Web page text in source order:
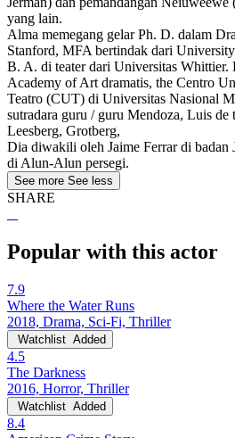
yang lain.
Alma memegang gelar Ph. D. dalam
Stanford, MFA bertindak dari
B. A. di teater dari Universitas
Academy of Art dramatis, the Centro
Teatro (CUT) di Universitas Nasional
sutradara guru / guru Mendoza, Luis de
Leesberg, Grotberg,
Dia diwakili oleh Jaime Ferrar di badan
di Alun-Alun persegi.
See more See less
SHARE
Popular with this actor
7.9
Where the Water Runs
2018, Drama, Sci-Fi, Thriller
Watchlist Added
4.5
The Darkness
2016, Horror, Thriller
Watchlist Added
8.4